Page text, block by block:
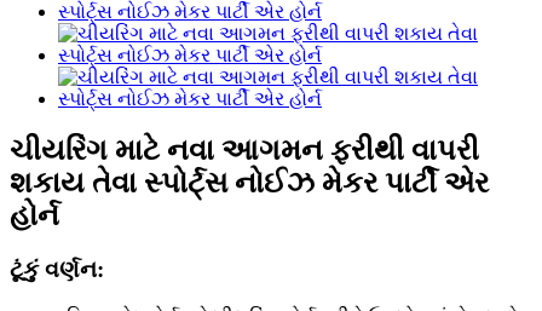
ચીયરિંગ માટે નવા આગમન ફરીથી વાપરી
શકાય તેવા સ્પોર્ટ્સ નોઈઝ મેકર પાર્ટી એર
હોર્ન
ટૂંકું વર્ણન: